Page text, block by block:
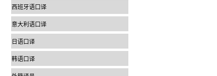
西班牙语口译
意大利语口译
日语口译
韩语口译